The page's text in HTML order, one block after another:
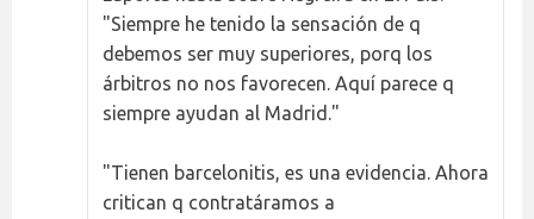
"Siempre he tenido la sensación de q
debemos ser muy superiores, porq los
árbitros no nos favorecen. Aquí parece q
siempre ayudan al Madrid."
"Tienen barcelonitis, es una evidencia. Ahora
critican q contratáramos a